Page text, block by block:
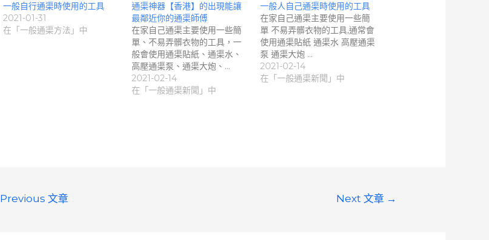
一般自行通渠時使用的工具
2021-01-31
在「一般通渠方法」中
通渠神器【香港】的出現能讓
最鄰近你的通渠師傅
在家自己通渠主要使用一些簡
單、不易弄髒衣物的工具，一
般會使用通渠貼紙、通渠水、
高壓通渠泵、通渠大炮、…
2021-02-14
在「一般通渠新聞」中
一般人自己通渠時使用的工具
在家自己通渠主要使用一些簡
單 不易弄髒衣物的工具,通常會
使用通渠貼紙 通渠水 高壓通渠
泵 通渠大炮 …
2021-02-14
在「一般通渠新聞」中
Previous 文章 Next 文章 →